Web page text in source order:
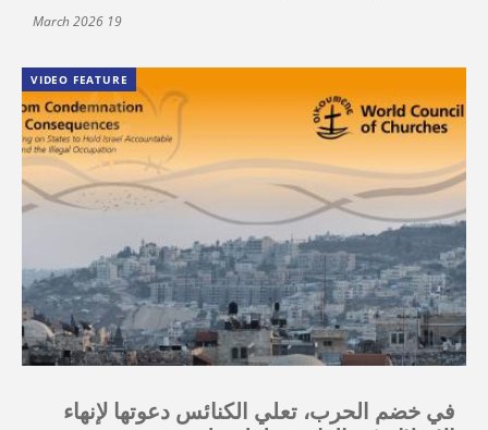
19 March 2026
VIDEO FEATURE
في خضم الحرب، تعلي الكنائس دعوتها لإنهاء